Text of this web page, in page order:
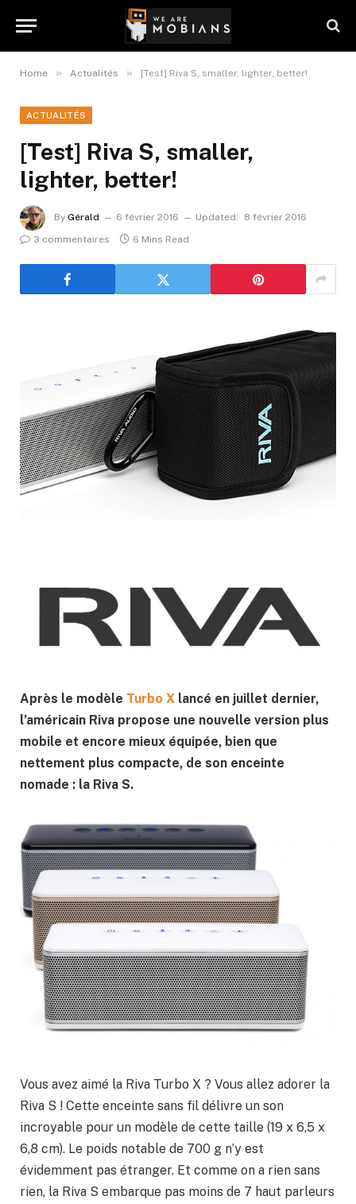
Home » Actualités » [Test] Riva S, smaller, lighter, better!
ACTUALITÉS
[Test] Riva S, smaller,
lighter, better!
By Gérald 6 février 2016 Updated:
8 février 2016
3 commentaires
6 Mins Read
Après le modèle Turbo X lancé en juillet dernier,
l’américain Riva propose une nouvelle version plus
mobile et encore mieux équipée, bien que
nettement plus compacte, de son enceinte
nomade : la Riva S.
Vous avez aimé la Riva Turbo X ? Vous allez adorer la
Riva S ! Cette enceinte sans fil délivre un son
incroyable pour un modèle de cette taille (19 x 6,5 x
6,8 cm). Le poids notable de 700 g n’y est
évidemment pas étranger. Et comme on a rien sans
rien, la Riva S embarque pas moins de 7 haut parleurs